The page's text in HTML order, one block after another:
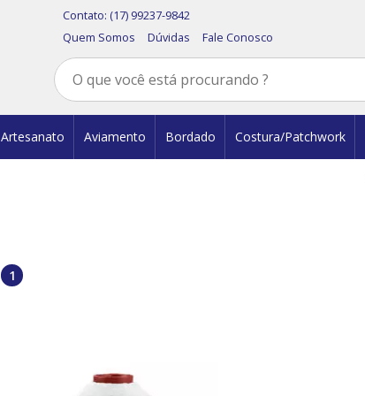
Quem Somos
Dúvidas Fale Conosco
Artesanato Aviamento Bordado Costura/Patchwork
Contato: (17) 99237-9842
1